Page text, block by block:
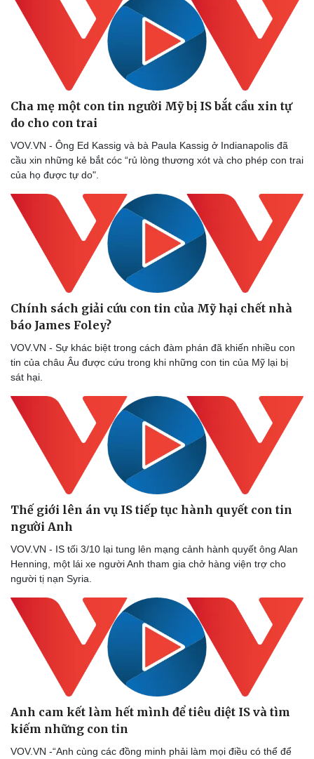
Thể thao
Bóng đá
Lịch thi đấu bóng đá
Thế giới thể thao
eSports
Hậu trường
Ô tô - Xe máy
Xe máy
Cha mẹ một con tin người Mỹ bị IS bắt cầu xin tự
do cho con trai
VOV.VN - Ông Ed Kassig và bà Paula Kassig ở Indianapolis đã
cầu xin những kẻ bắt cóc “rủ lòng thương xót và cho phép con trai
của họ được tự do".
Chính sách giải cứu con tin của Mỹ hại chết nhà
báo James Foley?
VOV.VN - Sự khác biệt trong cách đàm phán đã khiến nhiều con
tin của châu Âu được cứu trong khi những con tin của Mỹ lại bị
sát hại.
Thế giới lên án vụ IS tiếp tục hành quyết con tin
người Anh
VOV.VN - IS tối 3/10 lại tung lên mạng cảnh hành quyết ông Alan
Henning, một lái xe người Anh tham gia chở hàng viện trợ cho
người tị nạn Syria.
Anh cam kết làm hết mình để tiêu diệt IS và tìm
kiếm những con tin
VOV.VN -“Anh cùng các đồng minh phải làm mọi điều có thể để